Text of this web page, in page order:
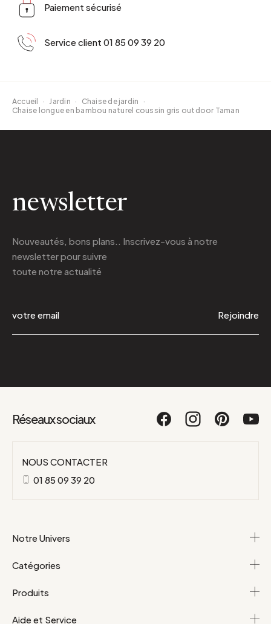
Paiement sécurisé
Service client 01 85 09 39 20
Accueil · Jardin · Chaise de jardin
·
Chaise longue en bambou naturel coussin gris outdoor Taman
newsletter
Nouveautés, bons plans.. Inscrivez-vous à notre
newsletterpour suivre
toute notre actualité
Rejoindre
Réseaux sociaux
NOUS CONTACTER
01 85 09 39 20
Notre Univers
Catégories
Produits
Aide et Service